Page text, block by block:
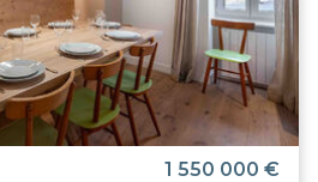
1 550 000 €